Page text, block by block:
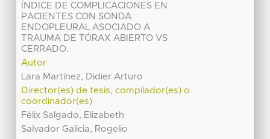
ÍNDICE DE COMPLICACIONES EN
PACIENTES CON SONDA
ENDOPLEURAL ASOCIADO A
TRAUMA DE TÓRAX ABIERTO VS
CERRADO.
Autor
Lara Martínez, Didier Arturo
Director(es) de tesis, compilador(es) o
coordinador(es)
Félix Salgado, Elizabeth
Salvador Galicia, Rogelio